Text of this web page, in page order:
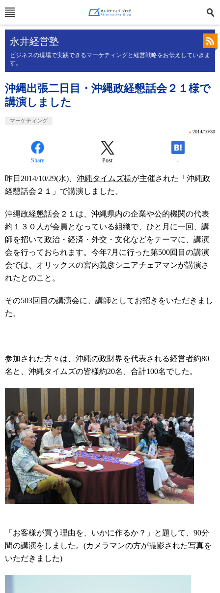
永井経営塾
ビジネスの現場で実践できるマーケティングと経営戦略をお伝えしていきま
す。
沖縄出張二日目・沖縄政経懇話会２１様で
講演しました
マーケティング
» 2014/10/30
Share Post -
昨日2014/10/29(水)、 沖縄タイムズ様が主催された「沖縄政
経懇話会２１」で講演しました。
沖縄政経懇話会２１は、沖縄県内の企業や公的機関の代表
約１３０人が会員となっている組織で、ひと月に一回、講
師を招いて政治・経済・外交・文化などをテーマに、講演
会を行っておられます。今年7月に行った第500回目の講演
会では、オリックスの宮内義彦シニアチェアマンが講演さ
れたとのこと。
その503回目の講演会に、講師としてお招きをいただきまし
た。
参加された方々は、沖縄の政財界を代表される経営者約80
名と、沖縄タイムズの皆様約20名、合計100名でした。
「お客様が買う理由を、いかに作るか？」と題して、90分
間の講演をしました。(カメラマンの方が撮影された写真を
いただきました)